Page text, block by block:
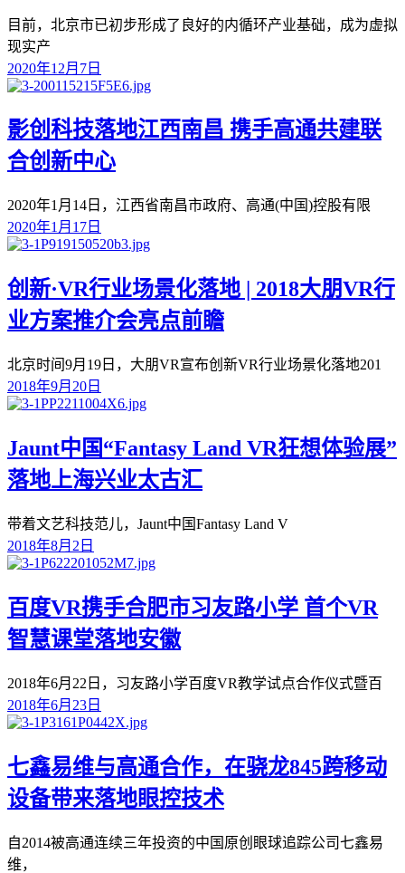
目前，北京市已初步形成了良好的内循环产业基础，成为虚拟
现实产
2020年12月7日
影创科技落地江西南昌 携手高通共建联
合创新中心
2020年1月14日，江西省南昌市政府、高通(中国)控股有限
2020年1月17日
创新·VR行业场景化落地 | 2018大朋VR行
业方案推介会亮点前瞻
北京时间9月19日，大朋VR宣布创新VR行业场景化落地201
2018年9月20日
Jaunt中国“Fantasy Land VR狂想体验展”
落地上海兴业太古汇
带着文艺科技范儿，Jaunt中国Fantasy Land V
2018年8月2日
百度VR携手合肥市习友路小学 首个VR
智慧课堂落地安徽
2018年6月22日，习友路小学百度VR教学试点合作仪式暨百
2018年6月23日
七鑫易维与高通合作，在骁龙845跨移动
设备带来落地眼控技术
自2014被高通连续三年投资的中国原创眼球追踪公司七鑫易
维，